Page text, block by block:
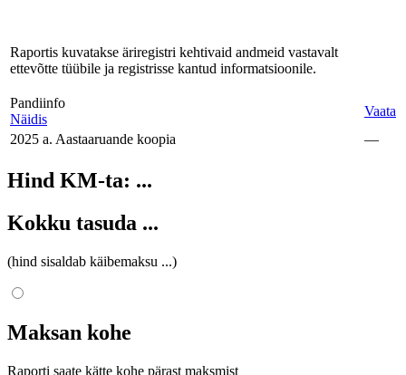
Raportis kuvatakse äriregistri kehtivaid andmeid vastavalt
ettevõtte tüübile ja registrisse kantud informatsioonile.
Pandiinfo
Näidis
Vaata
2025 a. Aastaaruande koopia
—
Hind KM-ta: ...
Kokku tasuda ...
(hind sisaldab käibemaksu ...)
Maksan kohe
Raporti saate kätte kohe pärast maksmist